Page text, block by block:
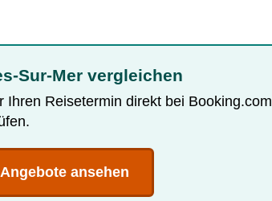
Sur-Mer vergleichen
Reisetermin direkt bei Booking.com
ansehen